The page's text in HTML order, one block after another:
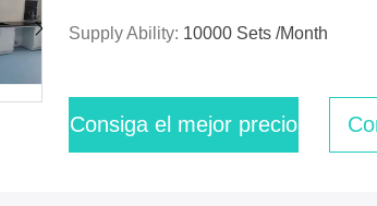
Supply Ability: 10000 Sets /Month
Consiga el mejor precio